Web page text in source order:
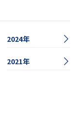
2024年
2021年